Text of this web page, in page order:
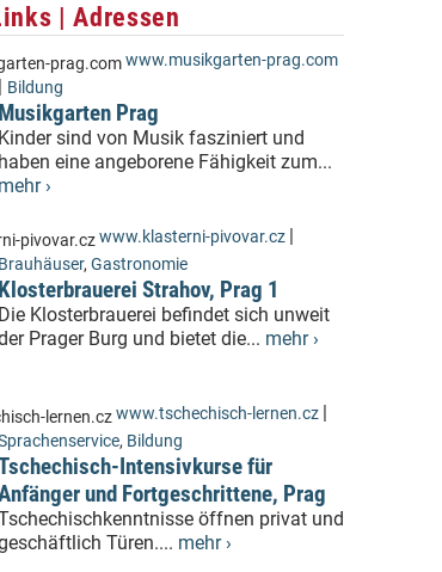
| Adressen
www.musikgarten-prag.com
| Bildung
Musikgarten Prag
Kinder sind von Musik fasziniert und
haben eine angeborene Fähigkeit zum...
mehr ›
www.klasterni-pivovar.cz |
Brauhäuser, Gastronomie
Klosterbrauerei Strahov, Prag 1
Die Klosterbrauerei befindet sich unweit
Prager Burg und bietet die... mehr ›
www.tschechisch-lernen.cz |
, Bildung
Intensivkurse für
und Fortgeschrittene, Prag
öffnen privat und
Türen.... mehr ›